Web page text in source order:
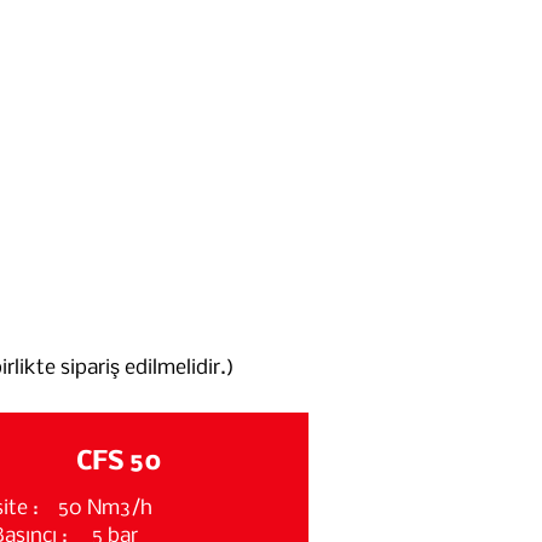
sipariş edilmelidir.)
CFS 50
: 50 Nm3/h
: 5 bar